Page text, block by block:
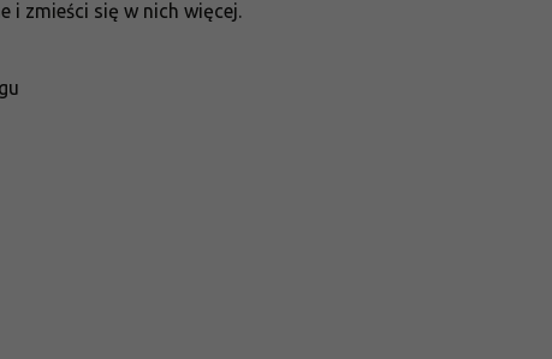
i zmieści się w nich więcej.